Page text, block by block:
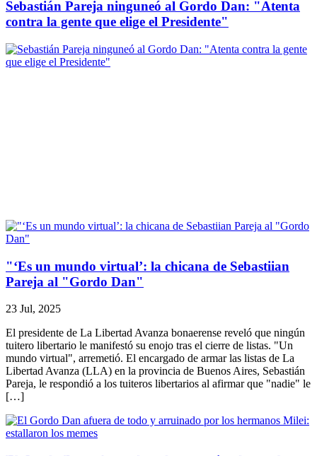
Sebastián Pareja ninguneó al Gordo Dan: "Atenta
contra la gente que elige el Presidente"
"‘Es un mundo virtual’: la chicana de Sebastiian
Pareja al "Gordo Dan"
23 Jul, 2025
El presidente de La Libertad Avanza bonaerense reveló que ningún
tuitero libertario le manifestó su enojo tras el cierre de listas. "Un
mundo virtual", arremetió. El encargado de armar las listas de La
Libertad Avanza (LLA) en la provincia de Buenos Aires, Sebastián
Pareja, le respondió a los tuiteros libertarios al afirmar que "nadie" le
[…]